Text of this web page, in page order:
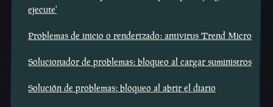
ejecute'
Problemas de inicio o renderizado: antivirus Trend Micro
Solucionador de problemas: bloqueo al cargar suministros
Solución de problemas: bloqueo al abrir el diario